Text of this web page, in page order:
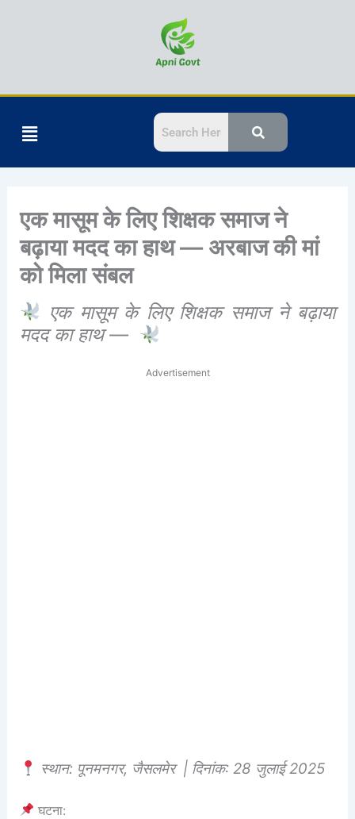
Menu
एक मासूम के लिए शिक्षक समाज ने
बढ़ाया मदद का हाथ — अरबाज की मां
को मिला संबल
एक मासूम के लिए शिक्षक समाज ने बढ़ाया
मदद का हाथ —
Advertisement
स्थान: पूनमनगर, जैसलमेर | दिनांक: 28 जुलाई 2025
घटना: